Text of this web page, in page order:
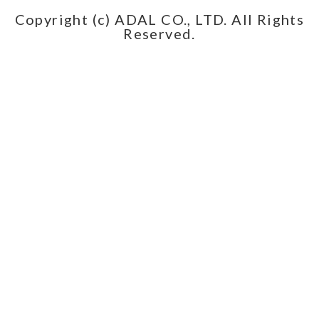
Copyright (c) ADAL CO., LTD. All Rights
Reserved.